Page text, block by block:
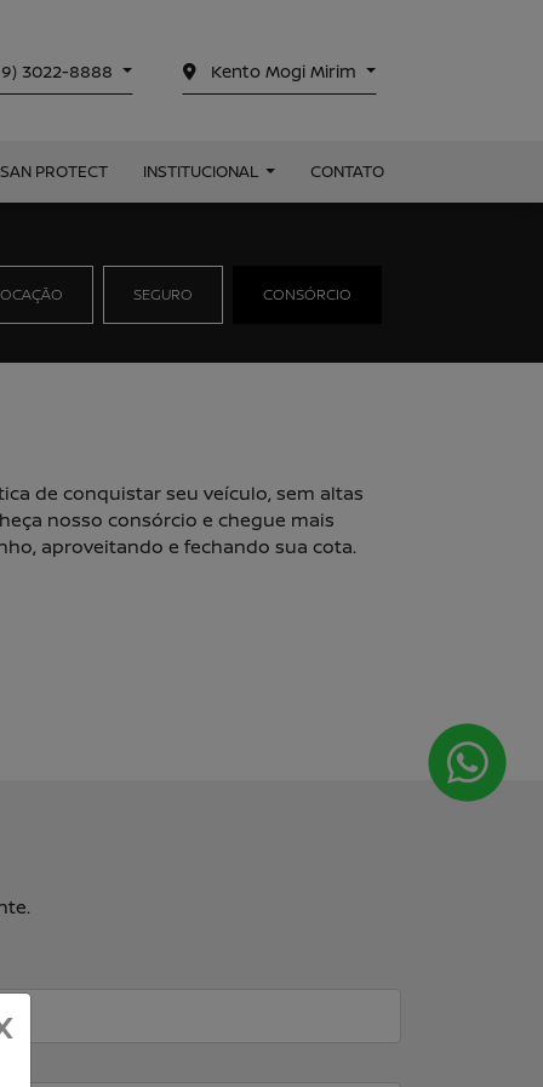
3022-8888 Kento Mogi Mirim
PROTECT INSTITUCIONAL CONTATO
SEGURO CONSÓRCIO
de conquistar seu veículo, sem altas
nosso consórcio e chegue mais
aproveitando e fechando sua cota.